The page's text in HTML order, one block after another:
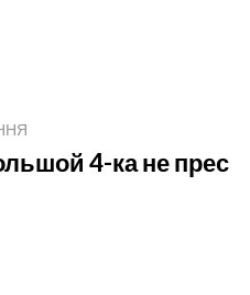
4-ка не прес